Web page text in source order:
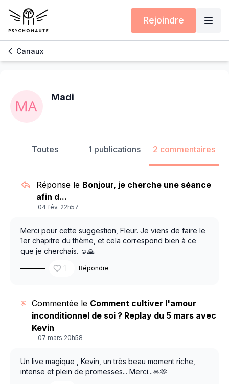
Rejoindre
Canaux
Madi
Toutes 1 publications 2 commentaires
Réponse le Bonjour, je cherche une séance
afin d...
04 fév. 22h57
Merci pour cette suggestion, Fleur. Je viens de faire le
1er chapitre du thème, et cela correspond bien à ce
que je cherchais. ☺️🙏
1
Répondre
Commentée le Comment cultiver l'amour
inconditionnel de soi ? Replay du 5 mars avec
Kevin
07 mars 20h58
Un live magique , Kevin, un très beau moment riche,
intense et plein de promesses... Merci...🙏🫶